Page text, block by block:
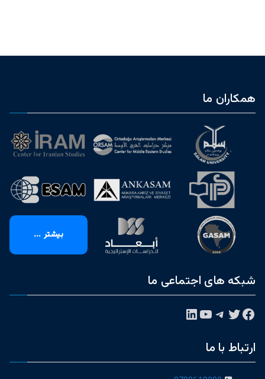
همکاران ما
بیشتر ...
شبکه های اجتماعی ما
فیس‌بوکتوییتر تلگرام یوتیوبلینکداین
ارتباط با ما